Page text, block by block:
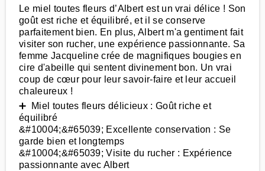
Le miel toutes fleurs d’Albert est un vrai délice ! Son
goût est riche et équilibré, et il se conserve
parfaitement bien. En plus, Albert m'a gentiment fait
visiter son rucher, une expérience passionnante. Sa
femme Jacqueline crée de magnifiques bougies en
cire d'abeille qui sentent divinement bon. Un vrai
coup de cœur pour leur savoir-faire et leur accueil
chaleureux !
➕ Miel toutes fleurs délicieux : Goût riche et
équilibré
&#10004;&#65039; Excellente conservation : Se
garde bien et longtemps
&#10004;&#65039; Visite du rucher : Expérience
passionnante avec Albert